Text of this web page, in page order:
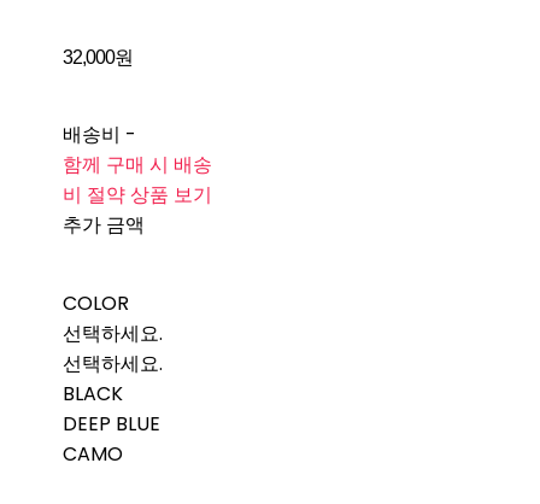
32,000원
배송비 -
함께 구매 시 배송
비 절약 상품 보기
추가 금액
COLOR
선택하세요.
선택하세요.
BLACK
DEEP BLUE
CAMO